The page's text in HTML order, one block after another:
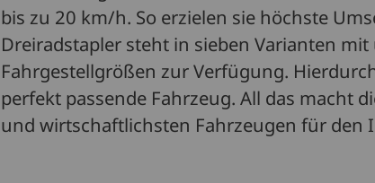
bis zu 20 km/h. So erzielen sie höchste
Dreiradstapler steht in sieben Varianten
Fahrgestellgrößen zur Verfügung.
perfekt passende Fahrzeug. All das macht
und wirtschaftlichsten Fahrzeugen für den